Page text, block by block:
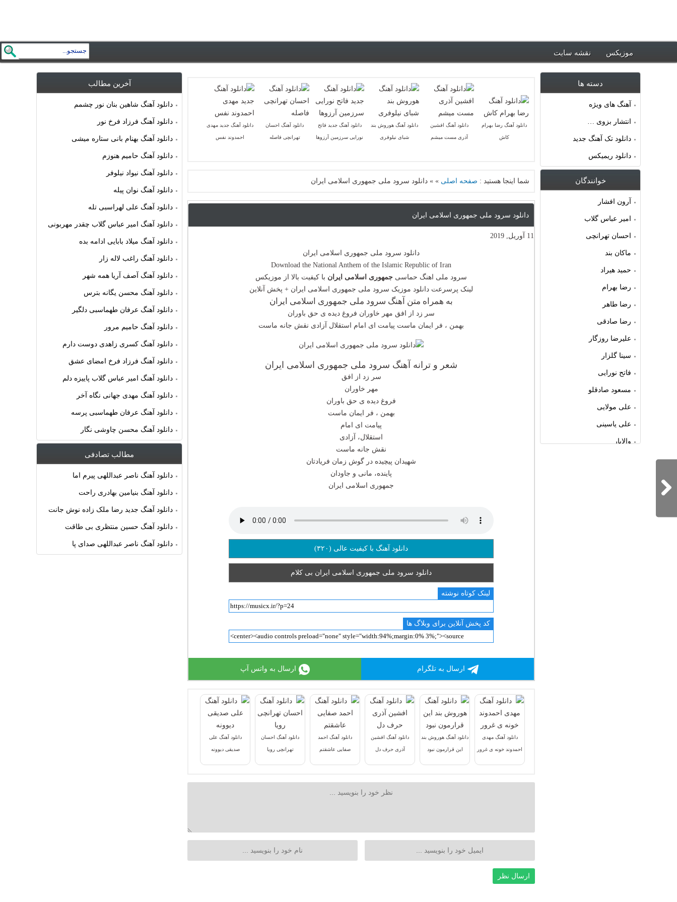
موزیکس نقشه سایت
دانلود آهنگ رضا بهرام
کاش
دانلود آهنگ افشین
آذری مست میشم
دانلود آهنگ هوروش بند
شبای نیلوفری
دانلود آهنگ جدید فاتح
نورایی سرزمین آرزوها
دانلود آهنگ احسان
تهرانچی فاصله
دانلود آهنگ جدید مهدی
احمدوند نفس
شما اینجا هستید : صفحه اصلی »
» دانلود سرود ملی جمهوری اسلامی ایران
دانلود سرود ملی جمهوری اسلامی ایران
11 آوریل, 2019
دانلود سرود ملی جمهوری اسلامی ایران
Download the National Anthem of the Islamic Republic of Iran
سرود ملی اهنگ حماسی جمهوری اسلامی ایران با کیفیت بالا از موزیکس
لینک پرسرعت دانلود موزیک سرود ملی جمهوری اسلامی ایران + پخش آنلاین
به همراه متن آهنگ سرود ملی جمهوری اسلامی ایران
سر زد از افق مهر خاوران فروغ دیده ی حق باوران
بهمن ، فر ایمان ماست پیامت ای امام استقلال آزادی نقش جانه ماست
شعر و ترانه آهنگ سرود ملی جمهوری اسلامی ایران
سر زد از افق
مهر خاوران
فروغ دیده ی حق باوران
بهمن ، فر ایمان ماست
پیامت ای امام
استقلال، آزادی
نقش جانه ماست
شهیدان پیچیده در گوش زمان فریادتان
پاینده، مانی و جاودان
جمهوری اسلامی ایران
دانلود آهنگ با کیفیت عالی (۳۲۰)
دانلود سرود ملی جمهوری اسلامی ایران بی کلام
لینک کوتاه نوشته
کد پخش آنلاین برای وبلاگ ها
ارسال به تلگرام ارسال به واتس آپ
دانلود آهنگ مهدی
احمدوند خونه ی غرور
دانلود آهنگ هوروش بند
این قرارمون نبود
دانلود آهنگ افشین
آذری حرف دل
دانلود آهنگ احمد
صفایی عاشقتم
دانلود آهنگ احسان
تهرانچی رویا
دانلود آهنگ علی
صدیقی دیوونه
آخرین مطالب
دانلود آهنگ شاهین بنان نور چشمم
دانلود آهنگ فرزاد فرخ نور
دانلود آهنگ بهنام بانی ستاره میشی
دانلود آهنگ حامیم هنوزم
دانلود آهنگ نیواد نیلوفر
دانلود آهنگ نوان پیله
دانلود آهنگ علی لهراسبی تله
دانلود آهنگ امیر عباس گلاب چقدر مهربونی
دانلود آهنگ میلاد بابایی ادامه بده
دانلود آهنگ راغب لاله زار
دانلود آهنگ آصف آریا همه شهر
دانلود آهنگ محسن یگانه بترس
دانلود آهنگ عرفان طهماسبی دلگیر
دانلود آهنگ حامیم مرور
دانلود آهنگ کسری زاهدی دوست دارم
دانلود آهنگ فرزاد فرخ امضای عشق
دانلود آهنگ امیر عباس گلاب پاییزه دلم
دانلود آهنگ مهدی جهانی نگاه آخر
دانلود آهنگ عرفان طهماسبی پرسه
دانلود آهنگ محسن چاوشی نگار
مطالب تصادفی
دانلود آهنگ ناصر عبداللهی پیرم اما
دانلود آهنگ بنیامین بهادری راحت
دانلود آهنگ جدید رضا ملک زاده نوش جانت
دانلود آهنگ حسین منتظری بی طاقت
دانلود آهنگ ناصر عبداللهی صدای پا
دسته ها
آهنگ های ویژه
انتشار بزوی …
دانلود تک آهنگ جدید
دانلود ریمیکس
خوانندگان
آرون افشار
امیر عباس گلاب
احسان تهرانچی
ماکان بند
حمید هیراد
رضا بهرام
رضا طاهر
رضا صادقی
علیرضا روزگار
سینا گلزار
فاتح نورایی
مسعود صادقلو
علی مولایی
علی یاسینی
والایار